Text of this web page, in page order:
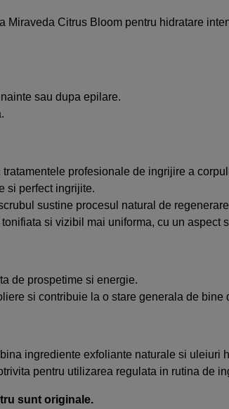
Miraveda Citrus Bloom pentru hidratare
sau dupa epilare.
profesionale de ingrijire a
si perfect ingrijite.
sustine procesul natural de
si vizibil mai uniforma, cu un aspect
de prospetime si energie.
si contribuie la o stare generala de bine
ingrediente exfoliante naturale si uleiuri
pentru utilizarea regulata in rutina de
sunt originale.